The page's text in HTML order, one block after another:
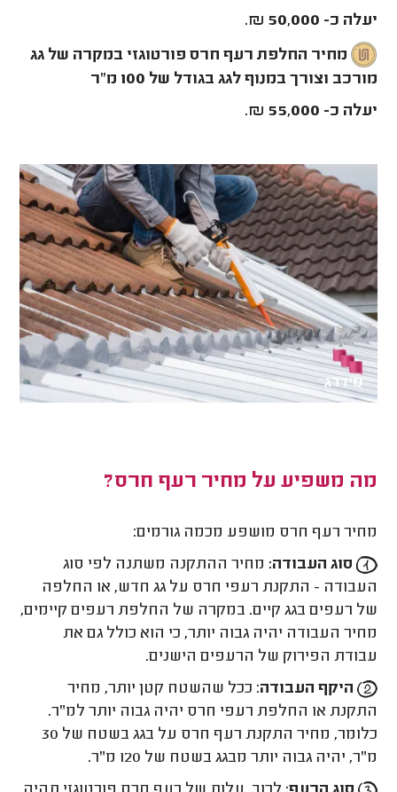
יעלה כ- 50,000 ₪.
מחיר החלפת רעף חרס פורטוגזי במקרה של גג
מורכב וצורך במנוף לגג בגודל של 100 מ"ר
יעלה כ- 55,000 ₪.
מה משפיע על מחיר רעף חרס?
מחיר רעף חרס מושפע מכמה גורמים:
סוג העבודה: מחיר ההתקנה משתנה לפי סוג
העבודה - התקנת רעפי חרס על גג חדש, או החלפה
של רעפים בגג קיים. במקרה של החלפת רעפים קיימים,
מחיר העבודה יהיה גבוה יותר, כי הוא כולל גם את
עבודת הפירוק של הרעפים הישנים.
היקף העבודה: ככל שהשטח קטן יותר, מחיר
התקנת או החלפת רעפי חרס יהיה גבוה יותר למ"ר.
כלומר, מחיר התקנת רעף חרס על בגג בשטח של 30
מ"ר, יהיה גבוה יותר מבגג בשטח של 120 מ"ר.